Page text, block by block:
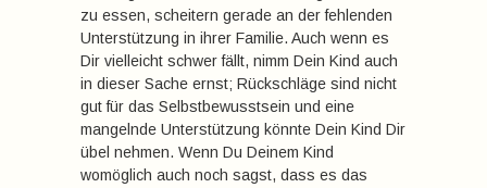
zu essen, scheitern gerade an der fehlenden
Unterstützung in ihrer Familie. Auch wenn es
Dir vielleicht schwer fällt, nimm Dein Kind auch
in dieser Sache ernst; Rückschläge sind nicht
gut für das Selbstbewusstsein und eine
mangelnde Unterstützung könnte Dein Kind Dir
übel nehmen. Wenn Du Deinem Kind
womöglich auch noch sagst, dass es das